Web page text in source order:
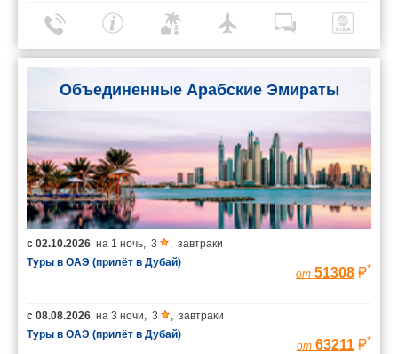
Объединенные Арабские Эмираты
с 02.10.2026 на 1 ночь, 3 , завтраки
Туры в ОАЭ (прилёт в Дубай)
от 51308 *
с 08.08.2026 на 3 ночи, 3 , завтраки
Туры в ОАЭ (прилёт в Дубай)
от 63211 *